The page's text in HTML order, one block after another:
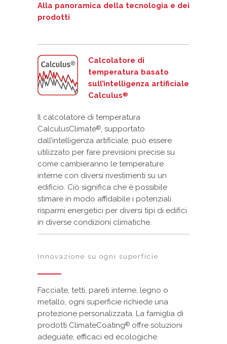
Alla panoramica della tecnologia e dei
prodotti
Calcolatore di
temperatura basato
sull’intelligenza artificiale
Calculus®
Il calcolatore di temperatura
CalculusClimate®, supportato
dall’intelligenza artificiale, può essere
utilizzato per fare previsioni precise su
come cambieranno le temperature
interne con diversi rivestimenti su un
edificio. Ciò significa che è possibile
stimare in modo affidabile i potenziali
risparmi energetici per diversi tipi di edifici
in diverse condizioni climatiche.
Innovazione su ogni superficie
Facciate, tetti, pareti interne, legno o
metallo, ogni superficie richiede una
protezione personalizzata. La famiglia di
prodotti ClimateCoating® offre soluzioni
adeguate, efficaci ed ecologiche.